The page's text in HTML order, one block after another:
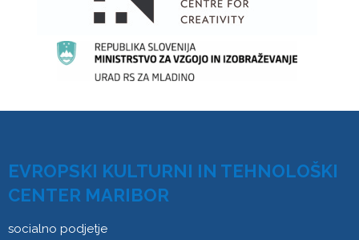
EVROPSKI KULTURNI IN TEHNOLOŠKI
CENTER MARIBOR
socialno podjetje